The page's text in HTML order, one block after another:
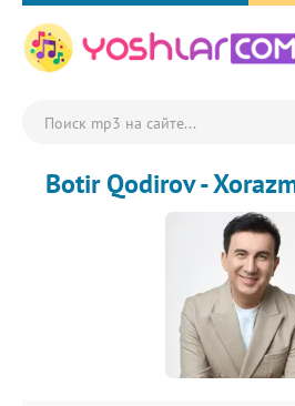
Botir Qodirov -